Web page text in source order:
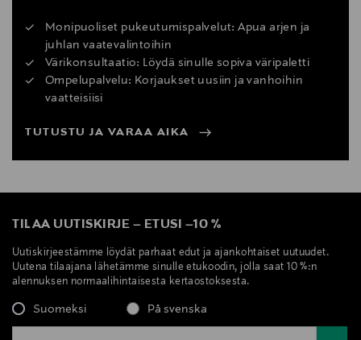
Monipuoliset pukeutumispalvelut: Apua arjen ja
juhlan vaatevalintoihin
Värikonsultaatio: Löydä sinulle sopiva väripaletti
Ompelupalvelu: Korjaukset uusiin ja vanhoihin
vaatteisiisi
TUTUSTU JA VARAA AIKA
TILAA UUTISKIRJE – ETUSI –10 %
Uutiskirjeestämme löydät parhaat edut ja ajankohtaiset uutuudet.
Uutena tilaajana lähetämme sinulle etukoodin, jolla saat 10 %:n
alennuksen normaalihintaisesta kertaostoksesta.
Suomeksi På svenska